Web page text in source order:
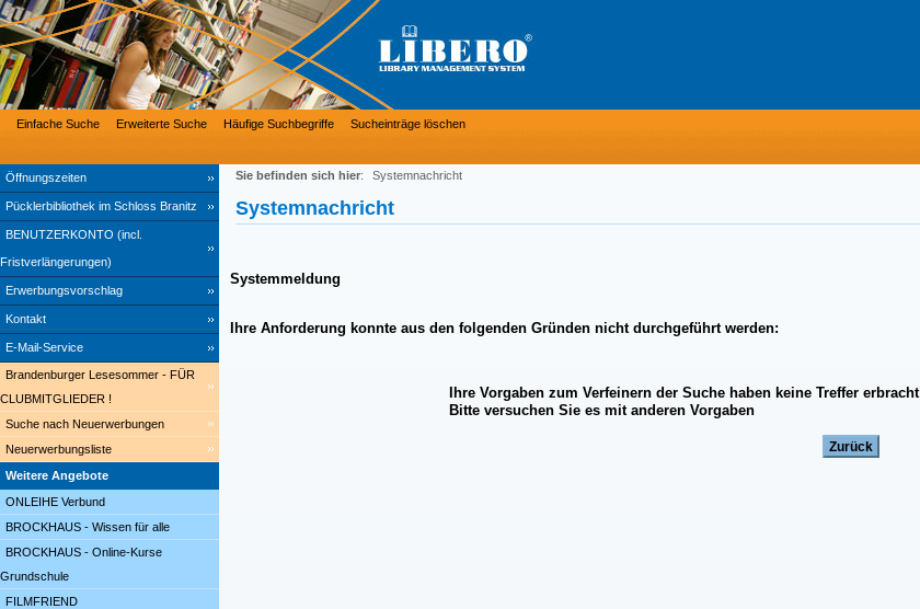
Öffnungszeiten
Pücklerbibliothek im Schloss Branitz
BENUTZERKONTO (incl.
Fristverlängerungen)
Erwerbungsvorschlag
Kontakt
E-Mail-Service
Einfache Suche Erweiterte Suche Häufige Suchbegriffe Sucheinträge löschen
Brandenburger Lesesommer - FÜR
CLUBMITGLIEDER !
Suche nach Neuerwerbungen
Neuerwerbungsliste
Weitere Angebote
ONLEIHE Verbund
BROCKHAUS - Wissen für alle
BROCKHAUS - Online-Kurse
Grundschule
FILMFRIEND
Sie befinden sich hier: Systemnachricht
Systemnachricht
Systemmeldung
Ihre Anforderung konnte aus den folgenden Gründen nicht durchgeführt werden:
Ihre Vorgaben zum Verfeinern der Suche haben keine Treffer erbracht
Bitte versuchen Sie es mit anderen Vorgaben